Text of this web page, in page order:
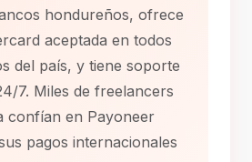
hondureños, ofrece
aceptada en todos
del país, y tiene soporte
7. Miles de freelancers
confían en Payoneer
pagos internacionales